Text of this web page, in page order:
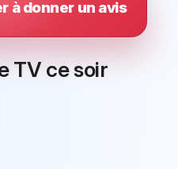
à donner un avis
TV ce soir